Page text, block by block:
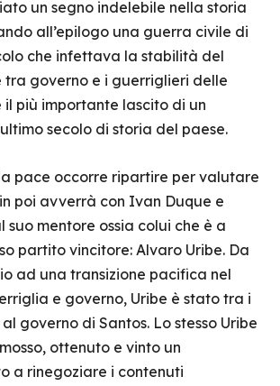
un segno indelebile nella storia
all’epilogo una guerra civile di
che infettava la stabilità del
tra governo e i guerriglieri delle
il più importante lascito di un
secolo di storia del paese.
pace occorre ripartire per valutare
poi avverrà con Ivan Duque e
suo mentore ossia colui che è a
partito vincitore: Alvaro Uribe. Da
ad una transizione pacifica nel
e governo, Uribe è stato tra i
governo di Santos. Lo stesso Uribe
ottenuto e vinto un
a rinegoziare i contenuti